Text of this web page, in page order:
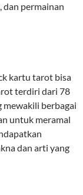
dan permainan
kartu tarot bisa
terdiri dari 78
mewakili berbagai
untuk meramal
dan arti yang